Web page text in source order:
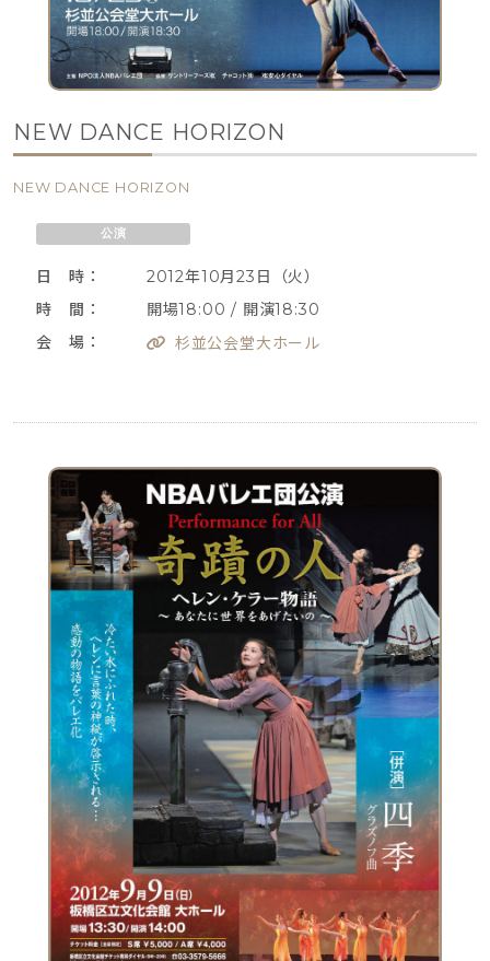
NEW DANCE HORIZON
NEW DANCE HORIZON
公演
日 時：
2012年10月23日（火）
時 間：
開場18:00 / 開演18:30
会 場：
杉並公会堂大ホール